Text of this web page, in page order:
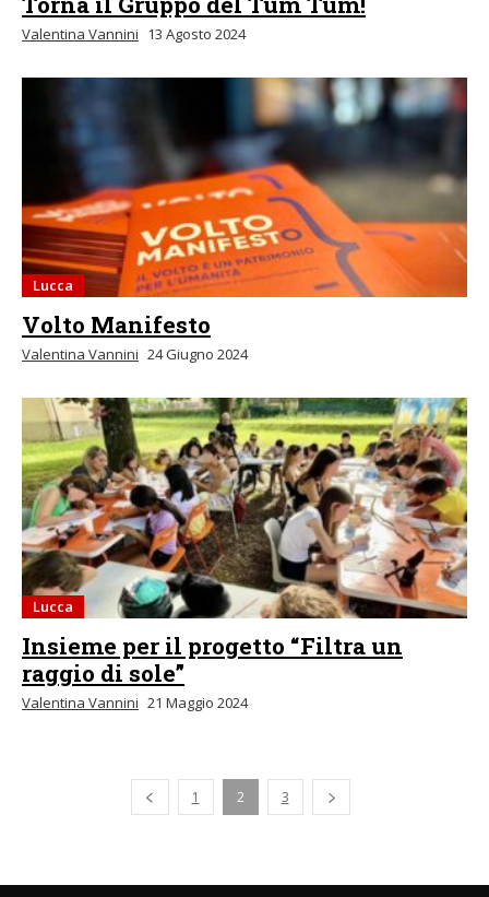
Valentina Vannini 13 Agosto 2024
Lucca
Volto Manifesto
Valentina Vannini 24 Giugno 2024
Lucca
Insieme per il progetto “Filtra un
raggio di sole”
Valentina Vannini 21 Maggio 2024
Pagina precedente
1 2 3